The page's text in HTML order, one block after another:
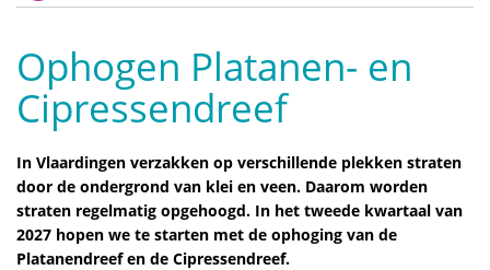
Ophogen Platanen- en
Cipressendreef
In Vlaardingen verzakken op verschillende plekken straten
door de ondergrond van klei en veen. Daarom worden
straten regelmatig opgehoogd. In het tweede kwartaal van
2027 hopen we te starten met de ophoging van de
Platanendreef en de Cipressendreef.